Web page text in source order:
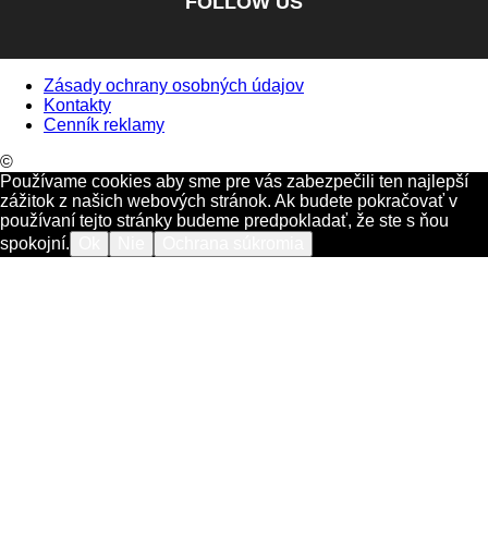
Zásady ochrany osobných údajov
Kontakty
Cenník reklamy
©
Používame cookies aby sme pre vás zabezpečili ten najlepší
zážitok z našich webových stránok. Ak budete pokračovať v
používaní tejto stránky budeme predpokladať, že ste s ňou
spokojní.